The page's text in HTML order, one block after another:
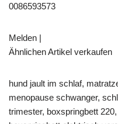
0086593573
Melden |
Ähnlichen Artikel verkaufen
hund jault im schlaf,
menopause schwanger,
trimester, boxspringbett